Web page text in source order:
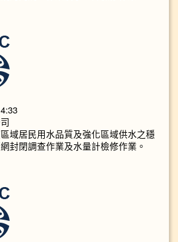
域居民用水品質及強化區域供水之穩
封閉調查作業及水量計檢修作業。